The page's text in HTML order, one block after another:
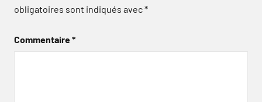
obligatoires sont indiqués avec*
Commentaire*